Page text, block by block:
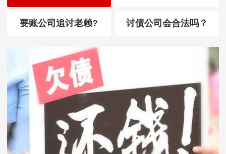
要账公司追讨老赖? 讨债公司会合法吗？